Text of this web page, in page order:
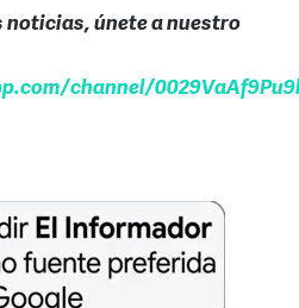
noticias, únete a nuestro
channel/